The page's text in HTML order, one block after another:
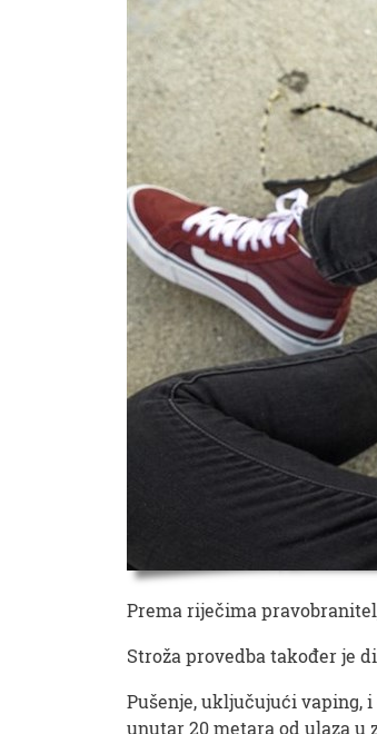
Prema riječima
Stroža provedba također je
Pušenje, uključujući vaping,
unutar 20 metara od ulaza u